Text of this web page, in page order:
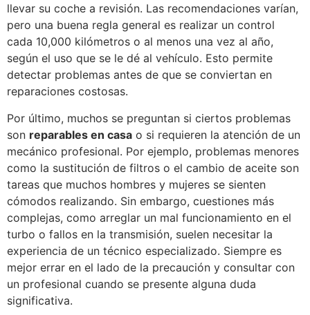
llevar su coche a revisión. Las recomendaciones varían,
pero una buena regla general es realizar un control
cada 10,000 kilómetros o al menos una vez al año,
según el uso que se le dé al vehículo. Esto permite
detectar problemas antes de que se conviertan en
reparaciones costosas.
Por último, muchos se preguntan si ciertos problemas
son reparables en casa o si requieren la atención de un
mecánico profesional. Por ejemplo, problemas menores
como la sustitución de filtros o el cambio de aceite son
tareas que muchos hombres y mujeres se sienten
cómodos realizando. Sin embargo, cuestiones más
complejas, como arreglar un mal funcionamiento en el
turbo o fallos en la transmisión, suelen necesitar la
experiencia de un técnico especializado. Siempre es
mejor errar en el lado de la precaución y consultar con
un profesional cuando se presente alguna duda
significativa.